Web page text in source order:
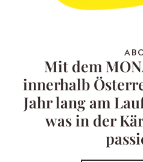
Mit dem
innerhalb
Jahr lang am
was in der